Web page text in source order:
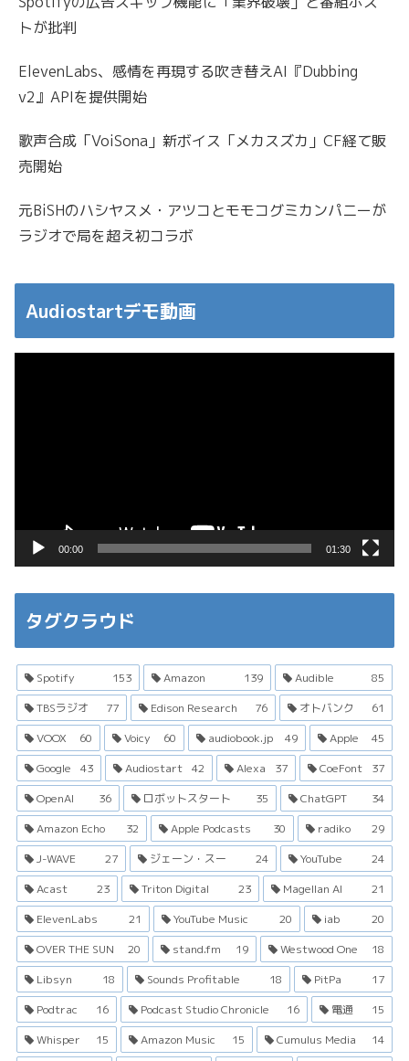
トが批判
ElevenLabs、感情を再現する吹き替えAI『Dubbing
v2』APIを提供開始
歌声合成「VoiSona」新ボイス「メカスズカ」CF経て販
売開始
元BiSHのハシヤスメ・アツコとモモコグミカンパニーが
ラジオで局を超え初コラボ
Audiostartデモ動画
00:00 01:30
タグクラウド
Spotify 153 Amazon 139 Audible
85
TBSラジオ
77 Edison Research 76 オトバンク
61
VOOX
60 Voicy 60 audiobook.jp 49 Apple
45
Google
43 Audiostart 42 Alexa 37 CoeFont
37
OpenAI
36 ロボットスタート 35 ChatGPT
34
Amazon Echo
32 Apple Podcasts 30 radiko
29
J-WAVE
27 ジェーン・スー 24 YouTube
24
Acast
23 Triton Digital 23 Magellan AI
21
ElevenLabs
21 YouTube Music 20 iab
20
OVER THE SUN
20 stand.fm 19 Westwood One
18
Libsyn
18 Sounds Profitable 18 PitPa
17
Podtrac
16 Podcast Studio Chronicle 16 電通
15
Whisper
15 Amazon Music 15 Cumulus Media
14